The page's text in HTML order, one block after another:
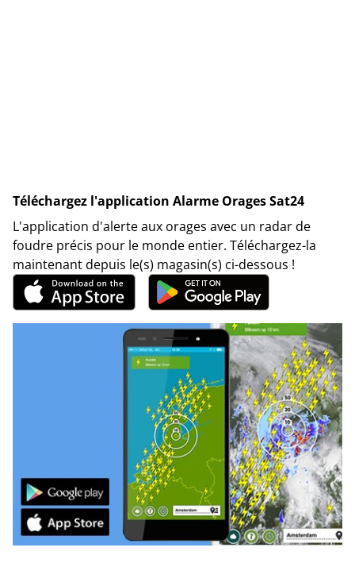
Téléchargez l'application Alarme Orages Sat24
L'application d'alerte aux orages avec un radar de
foudre précis pour le monde entier. Téléchargez-la
maintenant depuis le(s) magasin(s) ci-dessous !